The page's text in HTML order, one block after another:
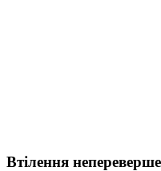
Втілення